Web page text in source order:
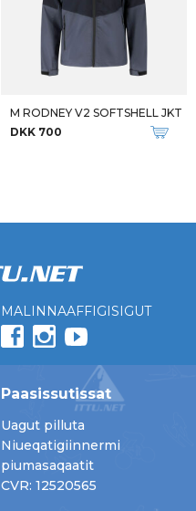
M RODNEY V2 SOFTSHELL JKT
DKK 700
MALINNAAFFIGISIGUT
Paasissutissat
Uagut pilluta
Niueqatigiinnermi
piumasaqaatit
CVR: 12520565